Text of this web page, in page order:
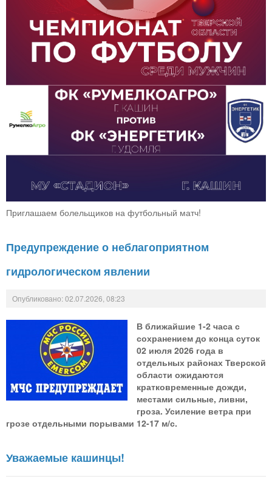
Приглашаем болельщиков на футбольный матч!
Предупреждение о неблагоприятном
гидрологическом явлении
Опубликовано: 02.07.2026, 08:23
В ближайшие 1-2 часа с
сохранением до конца суток
02 июля 2026 года в
отдельных районах Тверской
области ожидаются
кратковременные дожди,
местами сильные, ливни,
гроза. Усиление ветра при
грозе отдельными порывами 12-17 м/с.
Уважаемые кашинцы!